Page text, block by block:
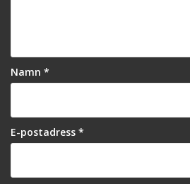
Namn *
E-postadress *